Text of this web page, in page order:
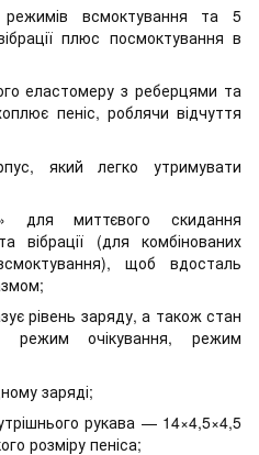
всмоктування та 5
плюс посмоктування в
еластомеру з реберцями та
пеніс, роблячи відчуття
який легко утримувати
для миттєвого скидання
вібрації (для комбінованих
щоб вдосталь
рівень заряду, а також стан
режим очікування, режим
заряді;
рукава — 14×4,5×4,5
розміру пеніса;